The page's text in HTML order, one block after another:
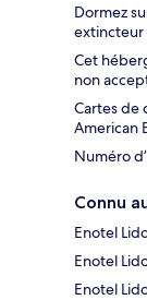
Dormez
extincteur
Cet
non
Cartes de
American
Numéro
Connu
Enotel
Enotel
Enotel